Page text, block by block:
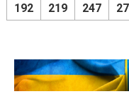
192
219 247